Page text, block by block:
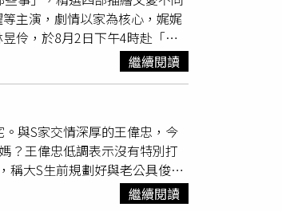
臺北與母親團聚，自己留在新
做一把新竹弓。李天柱感性表
」這份理解，也讓他在舞台上
進養父「叮噹」一角，他過去
經歷轉化為角色因照顧病母、
」
》等作品。1987年出生的
》、《鬼魅》、《幼齒老婆
，她以《風之畫師》勇奪SBS
公使》第2季展現截然不同的
主演，劇情以家為核心，娓娓
伶，於8月2日下午4時赴「中
其他還有奧斯卡影帝安東尼霍普
悄話》則透過生父的冷漠疏離
題「鬼片就4這樣拍」，包括
庭悲劇元素、由柏林影后莎
的非典型鬼故事《有用的
四部作品以嶄新視角拆解鬼片
放映億萬票房恐怖片《泥娃
繼續閱讀
與S家交情深厚的王偉忠，今
？王偉忠低調表示沒有特別打
稱大S生前規劃好與老公具俊曄
她突然因病過世未完成計畫。
繼續閱讀